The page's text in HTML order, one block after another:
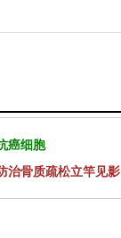
癌细胞
治骨质疏松立竿见影